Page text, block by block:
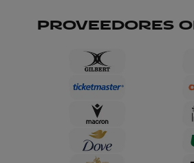
PROVEEDORES